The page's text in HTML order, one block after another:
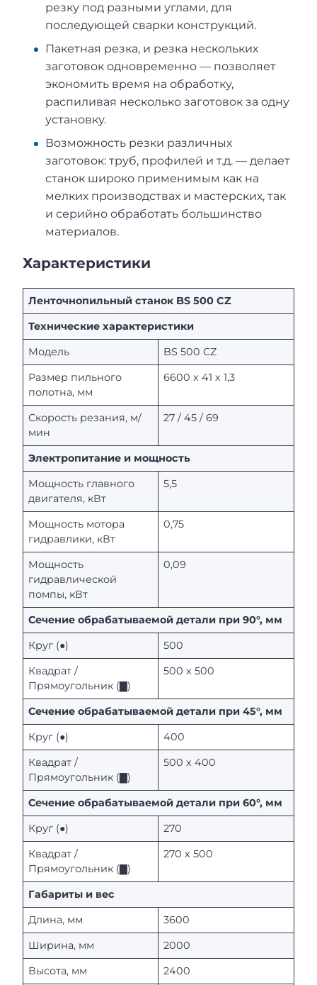
резку под разными углами, для
последующей сварки конструкций.
Пакетная резка, и резка нескольких
заготовок одновременно — позволяет
экономить время на обработку,
распиливая несколько заготовок за одну
установку.
Возможность резки различных
заготовок: труб, профилей и т.д. — делает
станок широко применимым как на
мелких производствах и мастерских, так
и серийно обработать большинство
материалов.
Характеристики
Ленточнопильный станок BS 500 CZ
Технические характеристики
Модель
BS 500 CZ
Размер пильного
полотна, мм
6600 х 41 х 1,3
Скорость резания, м/
мин
27 / 45 / 69
Электропитание и мощность
Мощность главного
двигателя, кВт
5,5
Мощность мотора
гидравлики, кВт
0,75
Мощность
гидравлической
помпы, кВт
0,09
Сечение обрабатываемой детали при 90°, мм
Круг (●)
500
Квадрат /
Прямоугольник (▇)
500 х 500
Сечение обрабатываемой детали при 45°, мм
Круг (●)
400
Квадрат /
Прямоугольник (▇)
500 х 400
Сечение обрабатываемой детали при 60°, мм
Круг (●)
270
Квадрат /
Прямоугольник (▇)
270 х 500
Габариты и вес
Длина, мм
3600
Ширина, мм
2000
Высота, мм
2400